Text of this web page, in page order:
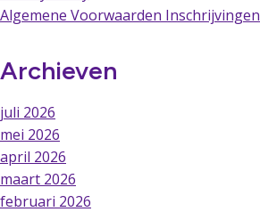
Algemene Voorwaarden Inschrijvingen
Archieven
juli 2026
mei 2026
april 2026
maart 2026
februari 2026